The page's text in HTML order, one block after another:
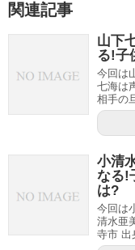
関連記事
山下
る!子
今回は
七海は
相手の
小清
なる!
は?
今回は
清水亜
寺市 出